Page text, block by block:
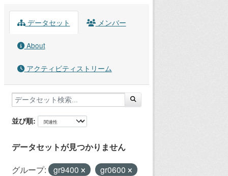
データセット メンバー
About
アクティビティストリーム
並び順
データセットが見つかりません
グループ: gr9400
gr0600